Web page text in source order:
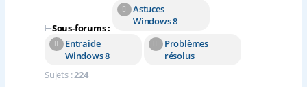
⊢Sous-forums :
Astuces
Windows 8
Entraide
Windows 8
Problèmes
résolus
Sujets :224